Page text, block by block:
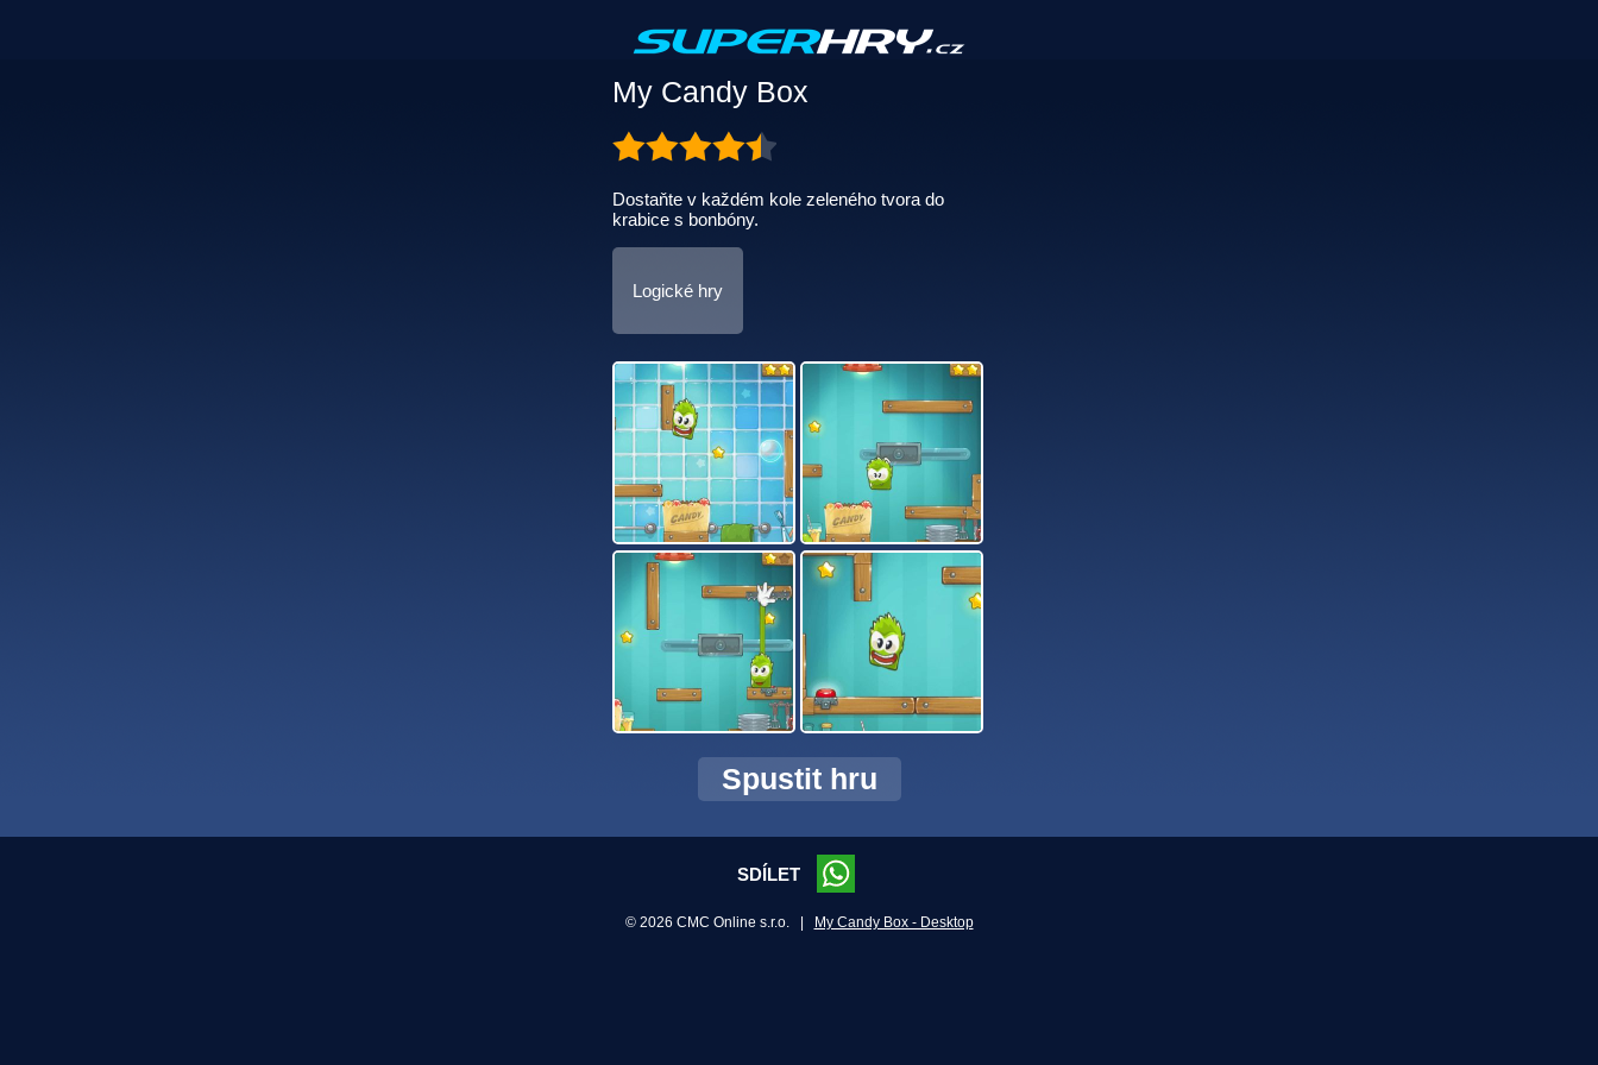
My Candy Box
Dostaňte v každém kole zeleného tvora do
krabice s bonbóny.
Logické hry
Spustit hru
SDÍLET
© 2026 CMC Online s.r.o. | My Candy Box - Desktop